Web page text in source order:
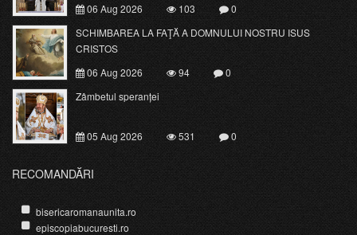
06 Aug 2026
103
0
SCHIMBAREA LA FAŢĂ A DOMNULUI NOSTRU ISUS
CRISTOS
06 Aug 2026
94
0
Zâmbetul speranței
05 Aug 2026 531 0
RECOMANDĂRI
bisericaromanaunita.ro
episcopiabucuresti.ro